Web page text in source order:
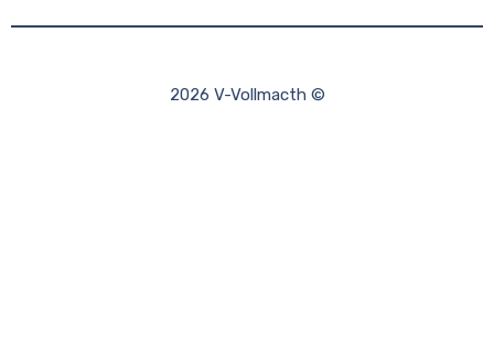
2026 V-Vollmacth ©